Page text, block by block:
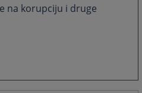
na korupciju i druge